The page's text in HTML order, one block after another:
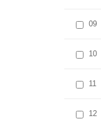
09
10
11
12